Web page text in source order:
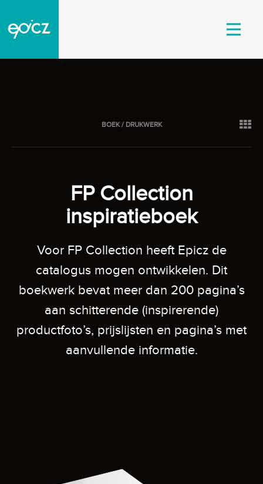
BOEK / DRUKWERK
FP Collection
inspiratieboek
Voor FP Collection heeft Epicz de
catalogus mogen ontwikkelen. Dit
boekwerk bevat meer dan 200 pagina’s
aan schitterende (inspirerende)
productfoto’s, prijslijsten en pagina’s met
aanvullende informatie.